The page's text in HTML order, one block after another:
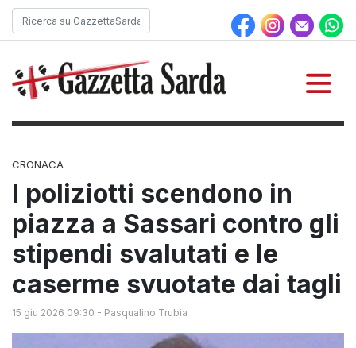
CRONACA
I poliziotti scendono in
piazza a Sassari contro gli
stipendi svalutati e le
caserme svuotate dai tagli
15 giu 2026 09:30 - Pasqualino Trubia